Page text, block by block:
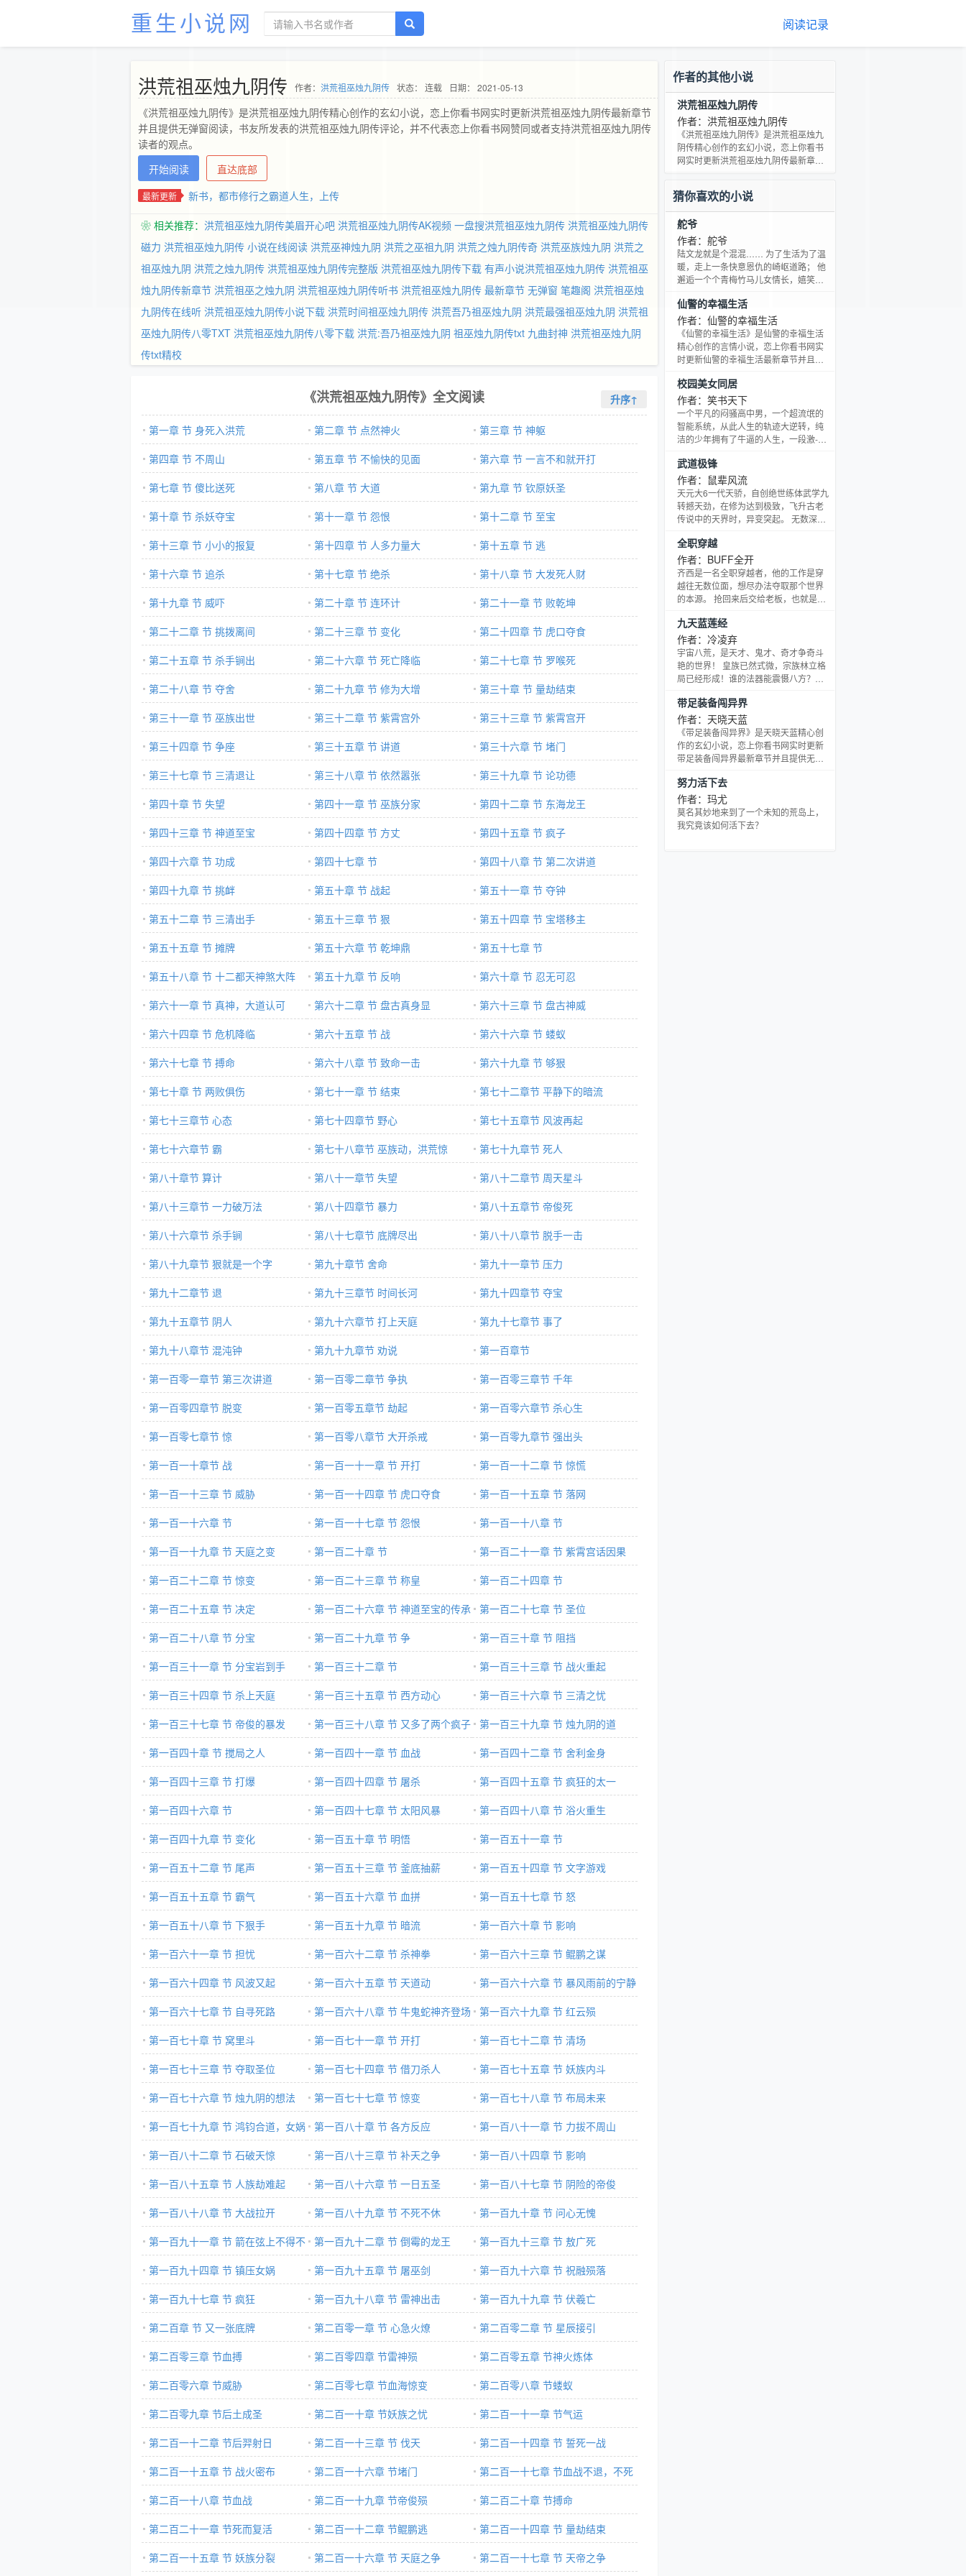
重生小说网 阅读记录
洪荒祖巫烛九阴传 作者： 洪荒祖巫烛九阴传 状态： 连载 日期： 2021-05-13
《洪荒祖巫烛九阴传》是洪荒祖巫烛九阴传精心创作的玄幻小说，恋上你看书网实时更新洪荒祖巫烛九阴传最新章节
并且提供无弹窗阅读，书友所发表的洪荒祖巫烛九阴传评论，并不代表恋上你看书网赞同或者支持洪荒祖巫烛九阴传
读者的观点。
开始阅读
直达底部
最新更新 新书，都市修行之霸道人生，上传
❀ 相关推荐： 洪荒祖巫烛九阴传美眉开心吧 洪荒祖巫烛九阴传AK视频 一盘搜洪荒祖巫烛九阴传 洪荒祖巫烛九阴传
磁力 洪荒祖巫烛九阴传 小说在线阅读 洪荒巫神烛九阴 洪荒之巫祖九阴 洪荒之烛九阴传奇 洪荒巫族烛九阴 洪荒之
祖巫烛九阴 洪荒之烛九阴传 洪荒祖巫烛九阴传完整版 洪荒祖巫烛九阴传下载 有声小说洪荒祖巫烛九阴传 洪荒祖巫
烛九阴传新章节 洪荒祖巫之烛九阴 洪荒祖巫烛九阴传听书 洪荒祖巫烛九阴传 最新章节 无弹窗 笔趣阁 洪荒祖巫烛
九阴传在线听 洪荒祖巫烛九阴传小说下载 洪荒时间祖巫烛九阴传 洪荒吾乃祖巫烛九阴 洪荒最强祖巫烛九阴 洪荒祖
巫烛九阴传八零TXT 洪荒祖巫烛九阴传八零下载 洪荒:吾乃祖巫烛九阴 祖巫烛九阴传txt 九曲封神 洪荒祖巫烛九阴
传txt精校
《洪荒祖巫烛九阴传》全文阅读 升序↑
第一章 节 身死入洪荒 第二章 节 点然神火
第三章 节 神躯
第四章 节 不周山
第五章 节 不愉快的见面
第六章 节 一言不和就开打
第七章 节 傻比送死
第八章 节 大道
第九章 节 钦原妖圣
第十章 节 杀妖夺宝
第十一章 节 怨恨
第十二章 节 至宝
第十三章 节 小小的报复
第十四章 节 人多力量大
第十五章 节 逃
第十六章 节 追杀
第十七章 节 绝杀
第十八章 节 大发死人财
第十九章 节 威吓
第二十章 节 连环计
第二十一章 节 败乾坤
第二十二章 节 挑拨离间
第二十三章 节 变化
第二十四章 节 虎口夺食
第二十五章 节 杀手锏出
第二十六章 节 死亡降临
第二十七章 节 罗喉死
第二十八章 节 夺舍
第二十九章 节 修为大增
第三十章 节 量劫结束
第三十一章 节 巫族出世
第三十二章 节 紫霄宫外
第三十三章 节 紫霄宫开
第三十四章 节 争座
第三十五章 节 讲道
第三十六章 节 堵门
第三十七章 节 三清退让
第三十八章 节 依然嚣张
第三十九章 节 论功德
第四十章 节 失望
第四十一章 节 巫族分家
第四十二章 节 东海龙王
第四十三章 节 神道至宝
第四十四章 节 方丈
第四十五章 节 疯子
第四十六章 节 功成
第四十七章 节
第四十八章 节 第二次讲道
第四十九章 节 挑衅
第五十章 节 战起
第五十一章 节 夺钟
第五十二章 节 三清出手
第五十三章 节 狠
第五十四章 节 宝塔移主
第五十五章 节 摊牌
第五十六章 节 乾坤鼎
第五十七章 节
第五十八章 节 十二都天神煞大阵
第五十九章 节 反响
第六十章 节 忍无可忍
第六十一章 节 真神，大道认可
第六十二章 节 盘古真身显
第六十三章 节 盘古神威
第六十四章 节 危机降临
第六十五章 节 战
第六十六章 节 蝼蚁
第六十七章 节 搏命
第六十八章 节 致命一击
第六十九章 节 够狠
第七十章 节 两败俱伤
第七十一章 节 结束
第七十二章节 平静下的暗流
第七十三章节 心态
第七十四章节 野心
第七十五章节 风波再起
第七十六章节 霸
第七十八章节 巫族动，洪荒惊
第七十九章节 死人
第八十章节 算计
第八十一章节 失望
第八十二章节 周天星斗
第八十三章节 一力破万法
第八十四章节 暴力
第八十五章节 帝俊死
第八十六章节 杀手锏
第八十七章节 底牌尽出
第八十八章节 脱手一击
第八十九章节 狠就是一个字
第九十章节 舍命
第九十一章节 压力
第九十二章节 退
第九十三章节 时间长河
第九十四章节 夺宝
第九十五章节 阴人
第九十六章节 打上天庭
第九十七章节 事了
第九十八章节 混沌钟
第九十九章节 劝说
第一百章节
第一百零一章节 第三次讲道
第一百零二章节 争执
第一百零三章节 千年
第一百零四章节 脱变
第一百零五章节 劫起
第一百零六章节 杀心生
第一百零七章节 惊
第一百零八章节 大开杀戒
第一百零九章节 强出头
第一百一十章节 战
第一百一十一章 节 开打
第一百一十二章 节 惊慌
第一百一十三章 节 威胁
第一百一十四章 节 虎口夺食
第一百一十五章 节 落网
第一百一十六章 节
第一百一十七章 节 怨恨
第一百一十八章 节
第一百一十九章 节 天庭之变
第一百二十章 节
第一百二十一章 节 紫霄宫话因果
第一百二十二章 节 惊变
第一百二十三章 节 称皇
第一百二十四章 节
第一百二十五章 节 决定
第一百二十六章 节 神道至宝的传承
第一百二十七章 节 圣位
第一百二十八章 节 分宝
第一百二十九章 节 争
第一百三十章 节 阻挡
第一百三十一章 节 分宝岩到手
第一百三十二章 节
第一百三十三章 节 战火重起
第一百三十四章 节 杀上天庭
第一百三十五章 节 西方动心
第一百三十六章 节 三清之忧
第一百三十七章 节 帝俊的暴发
第一百三十八章 节 又多了两个疯子
第一百三十九章 节 烛九阴的道
第一百四十章 节 搅局之人
第一百四十一章 节 血战
第一百四十二章 节 舍利金身
第一百四十三章 节 打爆
第一百四十四章 节 屠杀
第一百四十五章 节 疯狂的太一
第一百四十六章 节
第一百四十七章 节 太阳风暴
第一百四十八章 节 浴火重生
第一百四十九章 节 变化
第一百五十章 节 明悟
第一百五十一章 节
第一百五十二章 节 尾声
第一百五十三章 节 釜底抽薪
第一百五十四章 节 文字游戏
第一百五十五章 节 霸气
第一百五十六章 节 血拼
第一百五十七章 节 怒
第一百五十八章 节 下狠手
第一百五十九章 节 暗流
第一百六十章 节 影响
第一百六十一章 节 担忧
第一百六十二章 节 杀神拳
第一百六十三章 节 鲲鹏之谋
第一百六十四章 节 风波又起
第一百六十五章 节 天道动
第一百六十六章 节 暴风雨前的宁静
第一百六十七章 节 自寻死路
第一百六十八章 节 牛鬼蛇神齐登场
第一百六十九章 节 红云殒
第一百七十章 节 窝里斗
第一百七十一章 节 开打
第一百七十二章 节 清场
第一百七十三章 节 夺取圣位
第一百七十四章 节 借刀杀人
第一百七十五章 节 妖族内斗
第一百七十六章 节 烛九阴的想法
第一百七十七章 节 惊变
第一百七十八章 节 布局未来
第一百七十九章 节 鸿钧合道，女娲
证道
第一百八十章 节 各方反应
第一百八十一章 节 力拔不周山
第一百八十二章 节 石破天惊
第一百八十三章 节 补天之争
第一百八十四章 节 影响
第一百八十五章 节 人族劫难起
第一百八十六章 节 一日五圣
第一百八十七章 节 阴险的帝俊
第一百八十八章 节 大战拉开
第一百八十九章 节 不死不休
第一百九十章 节 问心无愧
第一百九十一章 节 箭在弦上不得不
发
第一百九十二章 节 倒霉的龙王
第一百九十三章 节 敖广死
第一百九十四章 节 镇压女娲
第一百九十五章 节 屠巫剑
第一百九十六章 节 祝融殒落
第一百九十七章 节 疯狂
第一百九十八章 节 雷神出击
第一百九十九章 节 伏羲亡
第二百章 节 又一张底牌
第二百零一章 节 心急火燎
第二百零二章 节 星辰接引
第二百零三章 节血搏
第二百零四章 节雷神殒
第二百零五章 节神火炼体
第二百零六章 节威胁
第二百零七章 节血海惊变
第二百零八章 节蝼蚁
第二百零九章 节后土成圣
第二百一十章 节妖族之忧
第二百一十一章 节气运
第二百一十二章 节后羿射日
第二百一十三章 节 伐天
第二百一十四章 节 誓死一战
第二百一十五章 节 战火密布
第二百一十六章 节堵门
第二百一十七章 节血战不退，不死
不休
第二百一十八章 节血战 第二百一十九章 节帝俊殒
第二百二十章 节搏命
第二百二十一章 节死而复活
第二百一十二章 节鲲鹏逃
第二百一十四章 节 量劫结束
第二百一十五章 节 妖族分裂
第二百一十六章 节 天庭之争 第二百一十七章 节 天帝之争
作者的其他小说
洪荒祖巫烛九阴传
作者：洪荒祖巫烛九阴传
《洪荒祖巫烛九阴传》是洪荒祖巫烛九
阴传精心创作的玄幻小说，恋上你看书
网实时更新洪荒祖巫烛九阴传最新章节
看书网赞同或者支持洪荒祖巫烛九阴传
读者的观点。
猜你喜欢的小说
舵爷
作者：舵爷
陆文龙就是个混混…… 为了生活为了温
暖，走上一条快意恩仇的崎岖道路； 他
邂逅一个个青梅竹马儿女情长，嬉笑缠
意思的小清新江湖书……
仙警的幸福生活
作者：仙警的幸福生活
《仙警的幸福生活》是仙警的幸福生活
精心创作的言情小说，恋上你看书网实
时更新仙警的幸福生活最新章节并且提
福生活评论，并不代表恋上你看书网赞
同或者支持仙警的幸福生活读者的观
点。
校园美女同居
作者：笑书天下
一个平凡的闷骚高中男，一个超流氓的
智能系统，从此人生的轨迹大逆转，纯
洁的少年拥有了牛逼的人生，一段激-情
绕道。（扣扣群：261929158，由法兰
西小海龟热心创建，欢迎进来果聊灌
水！）
武道极锋
作者：鼠辈风流
天元大6一代天骄，自创绝世练体武学九
转撼天劲，在修为达到极致，飞升古老
传说中的天界时，异变突起。 无数深渊
的飞升！当再次醒来时，却是出现在一
个陌生的世界！ 深渊恶魔，长着翅膀的
鸟人，口口相传的无上意志，到底是何
等存在，为何深渊恶魔，要屠杀吞噬，
违背无上意志的世界。 万古来，无数神
一界苍生，天人境，难道就真的是逆天
终点！ 百界争雄，
全职穿越
作者：BUFF全开
齐西是一名全职穿越者，他的工作是穿
越往无数位面，想尽办法夺取那个世界
的本源。 抢回来后交给老板，也就是诸
各种电影，小说，动漫世界，然后用各
种奇怪的方法挑选人类进入其中，看着
他们挣扎拼命，以供玩乐。 这份工作五
保一金，薪水嘛……多劳多得，弄回来
越多本源，就能兑换越多积分，积分能
能购买金手指，金大腿，供你横行异
界。也可以兑换进入电影等
九天蓝莲经
作者：冷凌弃
宇宙八荒，是天才、鬼才、奇才争奇斗
艳的世界！ 皇族已然式微，宗族林立格
局已经形成！谁的法器能震慑八方？谁
实力！ 速度！有瞬移快吗？ 攻击！可以
必杀吗？ 时间！你能静止吗？ 主金金刚
王，主木夜叉王，主主水修罗王，主火
毁灭明王，主土罗刹王，通通驾驭！ 看
一介武修叶骁，如何携九星蓝莲诀，坐
带足装备闯异界
作者：天晓天蓝
《带足装备闯异界》是天晓天蓝精心创
作的玄幻小说，恋上你看书网实时更新
带足装备闯异界最新章节并且提供无弹
评论，并不代表恋上你看书网赞同或者
支持带足装备闯异界读者的观点。
努力活下去
作者：玛尤
莫名其妙地来到了一个未知的荒岛上，
我究竟该如何活下去？